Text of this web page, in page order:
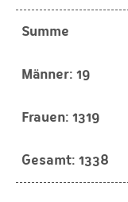
Summe
19
1319
1338